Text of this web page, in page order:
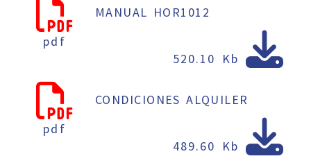
pdf
MANUAL HOR1012
520.10 Kb
pdf
CONDICIONES ALQUILER
489.60 Kb